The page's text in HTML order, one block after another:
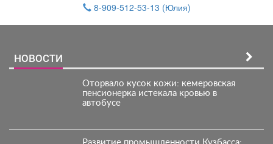
8-909-512-53-13 (Юлия)
НОВОСТИ
Оторвало кусок кожи: кемеровская
пенсионерка истекала кровью в
автобусе